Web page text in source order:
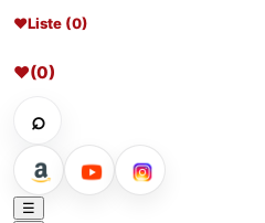
♥Liste (0)
♥(0)
⌕
☰